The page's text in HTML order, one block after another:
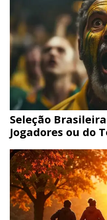
Seleção
Jogadores ou do